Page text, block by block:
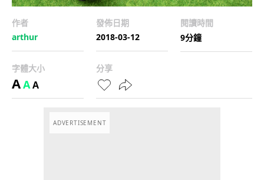
作者
arthur
發佈日期
2018-03-12
閱讀時間
9分鐘
字體大小
AAA
分享
ADVERTISEMENT